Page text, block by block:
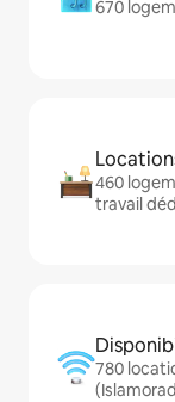
670
460
travail
780